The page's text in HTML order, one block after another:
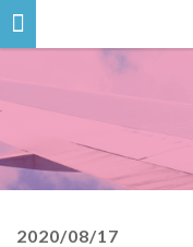
2020/08/17